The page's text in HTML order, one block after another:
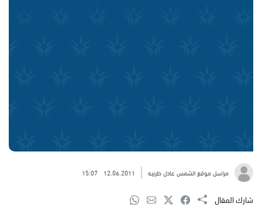
مراسل موقع الشمس عادل طربيه 12.06.2011
15:07
شارك المقال